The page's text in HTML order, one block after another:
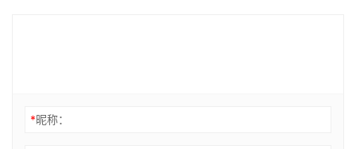
*昵称：